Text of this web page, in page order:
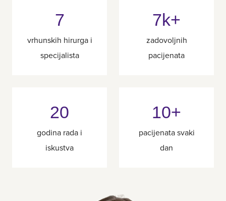
7
vrhunskih hirurga i
specijalista
7k+
zadovoljnih
pacijenata
20
godina rada i
iskustva
10+
pacijenata svaki
dan